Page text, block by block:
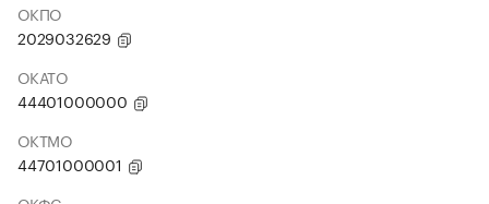
ОКПО
2029032629
ОКАТО
44401000000
ОКТМО
44701000001